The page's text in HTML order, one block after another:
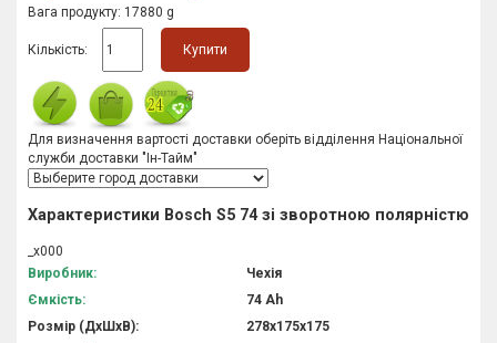
Вага продукту: 17880 g
Кількість: Купити
Для визначення вартості доставки оберіть відділення Національної
служби доставки "Ін-Тайм"
Характеристики Bosch S5 74 зі зворотною полярністю
_x000
Виробник:
Чехія
Ємкість:
74 Аh
Розмір (ДхШхВ):
278х175х175